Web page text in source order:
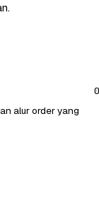
alur order yang